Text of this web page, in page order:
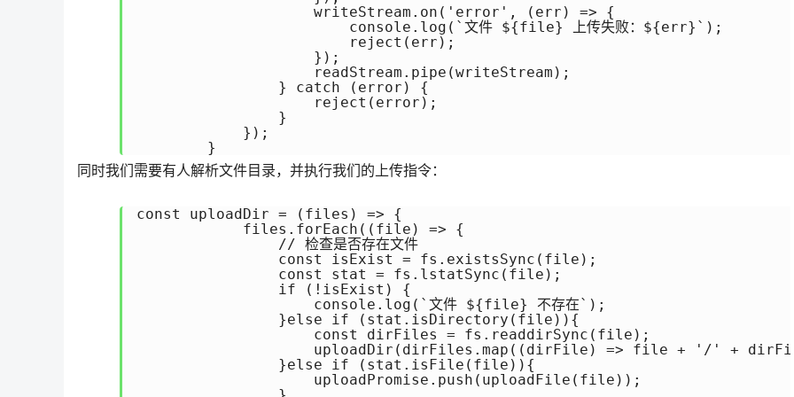
                    writeStream.on('error', (err) => {
                        console.log(`文件 ${file} 上传失败：${err}`);
                        reject(err);
                    });
                    readStream.pipe(writeStream);
                } catch (error) {
                    reject(error);
                }
            });
        }
同时我们需要有人解析文件目录，并执行我们的上传指令：
const uploadDir = (files) => {
            files.forEach((file) => {
                // 检查是否存在文件
                const isExist = fs.existsSync(file);
                const stat = fs.lstatSync(file);
                if (!isExist) {
                    console.log(`文件 ${file} 不存在`);
                }else if (stat.isDirectory(file)){
                    const dirFiles = fs.readdirSync(file);
uploadDir(dirFiles.map((dirFile) => file + '/' +
                }else if (stat.isFile(file)){
                    uploadPromise.push(uploadFile(file));